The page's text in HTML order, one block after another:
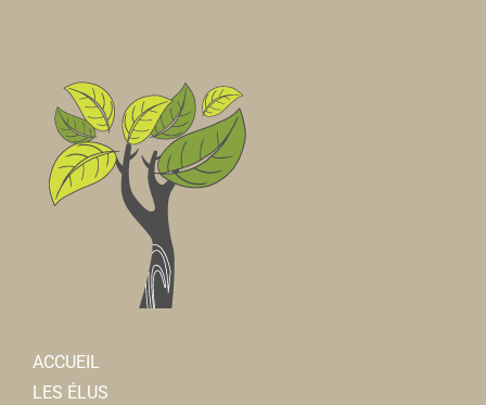
ACCUEIL
LES ÉLUS